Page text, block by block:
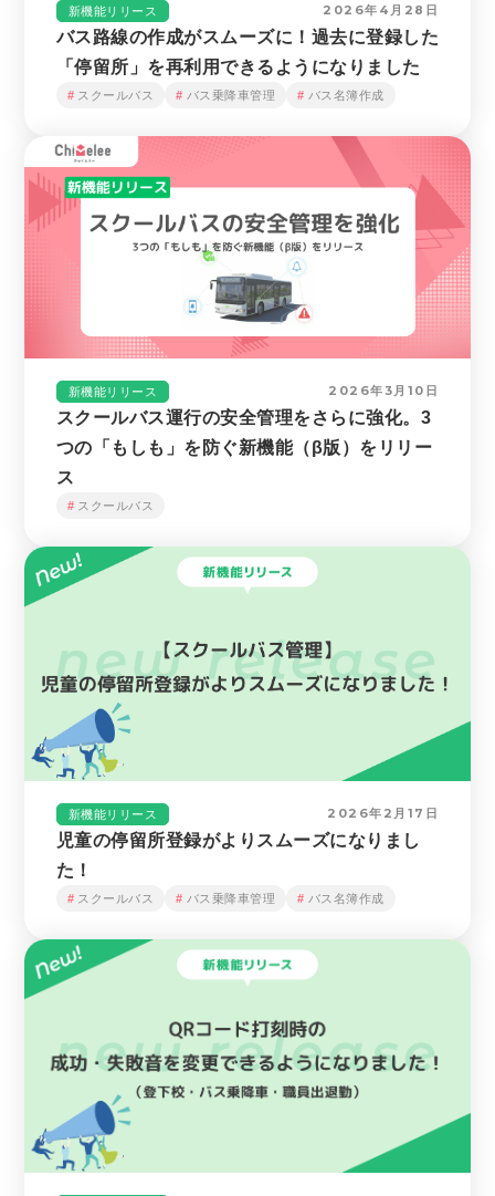
新機能リリース 2026年4月28日
バス路線の作成がスムーズに！過去に登録した
「停留所」を再利用できるようになりました
スクールバス バス乗降車管理 バス名簿作成
新機能リリース 2026年3月10日
スクールバス運行の安全管理をさらに強化。3
つの「もしも」を防ぐ新機能（β版）をリリー
ス
スクールバス
新機能リリース 2026年2月17日
児童の停留所登録がよりスムーズになりまし
た！
スクールバス バス乗降車管理 バス名簿作成